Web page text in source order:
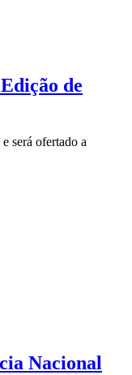
de
será ofertado a
Nacional